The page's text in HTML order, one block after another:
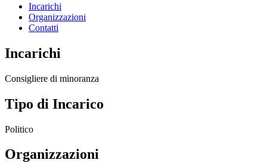
Incarichi
Organizzazioni
Contatti
Incarichi
Consigliere di minoranza
Tipo di Incarico
Politico
Organizzazioni